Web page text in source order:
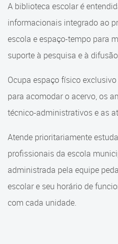
Portal da Prefeitura de Curitiba
Cadastramento Escolar
Portal ICS Instituto Curitiba de
Saúde
Portal do Servidor
Contato
Faróis do Saber
Faróis do Saber em Praças
Faróis do Saber em Escolas
Biblioteca Especializada em
Educação
Biblioteca Municipal Darcy
A biblioteca escolar é
informacionais integrado ao
escola e espaço-tempo para
suporte à pesquisa e à
Ocupa espaço físico
para acomodar o acervo, os
técnico-administrativos e as
Atende prioritariamente
profissionais da escola
administrada pela equipe
escolar e seu horário de
com cada unidade.